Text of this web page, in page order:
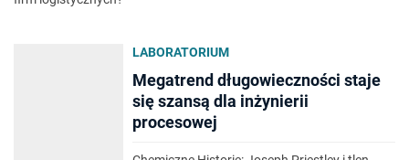
LABORATORIUM
Megatrend długowieczności staje
się szansą dla inżynierii
procesowej